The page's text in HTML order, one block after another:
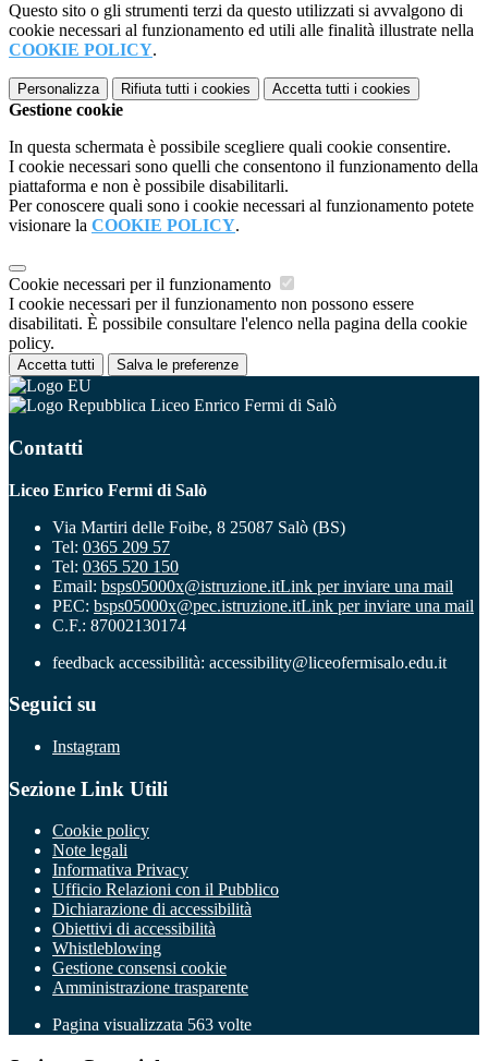
Questo sito o gli strumenti terzi da questo utilizzati si avvalgono di
cookie necessari al funzionamento ed utili alle finalità illustrate nella
COOKIE POLICY.
Personalizza Rifiuta tutti i cookies Accetta tutti i cookies
Gestione cookie
In questa schermata è possibile scegliere quali cookie consentire.
I cookie necessari sono quelli che consentono il funzionamento della
piattaforma e non è possibile disabilitarli.
Per conoscere quali sono i cookie necessari al funzionamento potete
visionare la COOKIE POLICY.
Cookie necessari per il funzionamento
I cookie necessari per il funzionamento non possono essere
disabilitati. È possibile consultare l'elenco nella pagina della cookie
policy.
Accetta tutti Salva le preferenze
Liceo Enrico Fermi di Salò
Contatti
Liceo Enrico Fermi di Salò
Via Martiri delle Foibe, 8 25087 Salò (BS)
Tel: 0365 209 57
Tel: 0365 520 150
Email: bsps05000x@istruzione.itLink per inviare una mail
PEC: bsps05000x@pec.istruzione.itLink per inviare una mail
C.F.: 87002130174
feedback accessibilità: accessibility@liceofermisalo.edu.it
Seguici su
Instagram
Sezione Link Utili
Cookie policy
Note legali
Informativa Privacy
Ufficio Relazioni con il Pubblico
Dichiarazione di accessibilità
Obiettivi di accessibilità
Whistleblowing
Gestione consensi cookie
Amministrazione trasparente
Pagina visualizzata 563 volte